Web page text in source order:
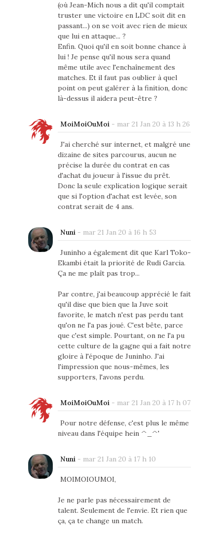
(où Jean-Mich nous a dit qu'il comptait
truster une victoire en LDC soit dit en
passant...) on se voit avec rien de mieux
que lui en attaque... ?
Enfin. Quoi qu'il en soit bonne chance à
lui ! Je pense qu'il nous sera quand
même utile avec l'enchaînement des
matches. Et il faut pas oublier à quel
point on peut galérer à la finition, donc
là-dessus il aidera peut-être ?
MoiMoiOuMoi- mar 21 Jan 20 à 13 h 26
J'ai cherché sur internet, et malgré une
dizaine de sites parcourus, aucun ne
précise la durée du contrat en cas
d'achat du joueur à l'issue du prêt.
Donc la seule explication logique serait
que si l'option d'achat est levée, son
contrat serait de 4 ans.
Nuni- mar 21 Jan 20 à 16 h 53
Juninho a également dit que Karl Toko-
Ekambi était la priorité de Rudi Garcia.
Ça ne me plaît pas trop...
Par contre, j'ai beaucoup apprécié le fait
qu'il dise que bien que la Juve soit
favorite, le match n'est pas perdu tant
qu'on ne l'a pas joué. C'est bête, parce
que c'est simple. Pourtant, on ne l'a pu
cette culture de la gagne qui a fait notre
gloire à l'époque de Juninho. J'ai
l'impression que nous-mêmes, les
supporters, l'avons perdu.
MoiMoiOuMoi- mar 21 Jan 20 à 17 h 07
Pour notre défense, c'est plus le même
niveau dans l'équipe hein ^_^'
Nuni- mar 21 Jan 20 à 17 h 10
MOIMOIOUMOI,
Je ne parle pas nécessairement de
talent. Seulement de l'envie. Et rien que
ça, ça te change un match.